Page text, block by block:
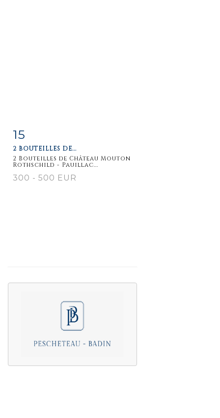
Item detail
15
2 BOUTEILLES DE...
2 Bouteilles de Château Mouton
Rothschild - Pauillac...
300 - 500 EUR